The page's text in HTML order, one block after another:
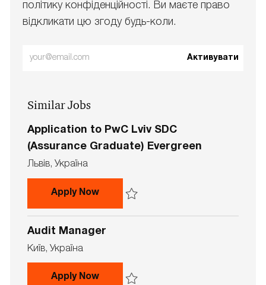
політику конфіденційності. Ви маєте право
відкликати цю згоду будь-коли.
Enter
(Required)
Активувати
Similar Jobs
Application to PwC Lviv SDC
(Assurance Graduate) Evergreen
L
o
t
o
n
Львів, Україна
Apply NowApplication to PwC Lviv SDC
Audit Manager
L
o
Київ, Україна
Apply NowAudit Manager